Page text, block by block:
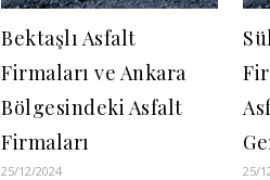
Bektaşlı Asfalt
Firmaları ve Ankara
Bölgesindeki Asfalt
Firmaları
25/12/2024 25/